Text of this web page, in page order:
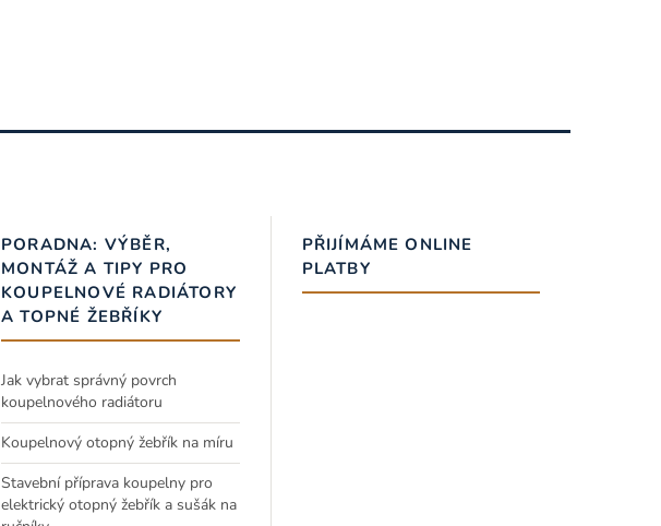
PORADNA: VÝBĚR,
MONTÁŽ A TIPY PRO
KOUPELNOVÉ RADIÁTORY
A TOPNÉ ŽEBŘÍKY
Jak vybrat správný povrch
koupelnového radiátoru
Koupelnový otopný žebřík na míru
Stavební příprava koupelny pro
elektrický otopný žebřík a sušák na
PŘIJÍMÁME ONLINE
PLATBY